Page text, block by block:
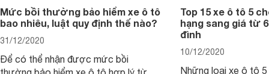
Mức bồi thường bảo hiểm xe ô tô
bao nhiêu, luật quy định thế nào?
31/12/2020
Để có thể nhận được mức bồi
Top 15 xe ô tô 5
hạng sang giá từ
đình
10/12/2020
Những loại xe ô tô